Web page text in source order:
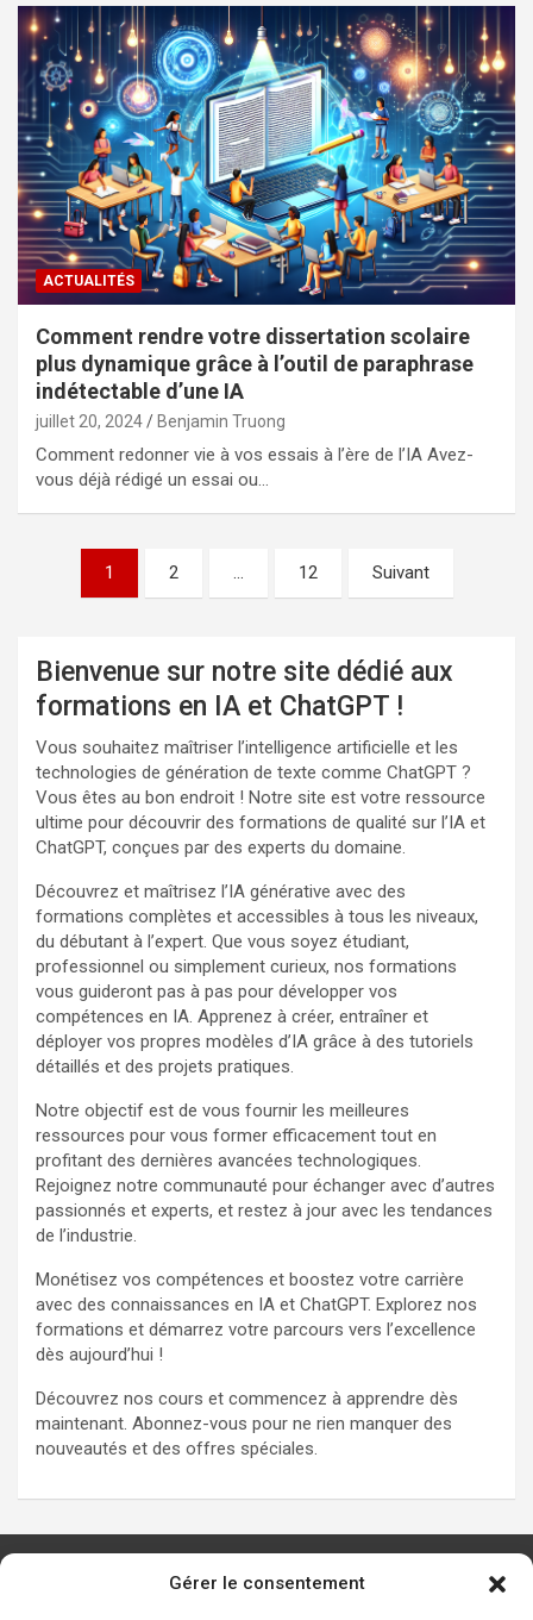
Gérer le consentement
ACTUALITÉS
Comment rendre votre dissertation scolaire
plus dynamique grâce à l’outil de paraphrase
indétectable d’une IA
juillet 20, 2024 Benjamin Truong
Comment redonner vie à vos essais à l’ère de l’IA Avez-
vous déjà rédigé un essai ou…
Pagination
1 2 … 12 Suivant
Bienvenue sur notre site dédié aux
formations en IA et ChatGPT !
Vous souhaitez maîtriser l’intelligence artificielle et les
technologies de génération de texte comme ChatGPT ?
Vous êtes au bon endroit ! Notre site est votre ressource
ultime pour découvrir des formations de qualité sur l’IA et
ChatGPT, conçues par des experts du domaine.
Découvrez et maîtrisez l’IA générative avec des
formations complètes et accessibles à tous les niveaux,
du débutant à l’expert. Que vous soyez étudiant,
professionnel ou simplement curieux, nos formations
vous guideront pas à pas pour développer vos
compétences en IA. Apprenez à créer, entraîner et
déployer vos propres modèles d’IA grâce à des tutoriels
détaillés et des projets pratiques.
Notre objectif est de vous fournir les meilleures
ressources pour vous former efficacement tout en
profitant des dernières avancées technologiques.
Rejoignez notre communauté pour échanger avec d’autres
passionnés et experts, et restez à jour avec les tendances
de l’industrie.
Monétisez vos compétences et boostez votre carrière
avec des connaissances en IA et ChatGPT. Explorez nos
formations et démarrez votre parcours vers l’excellence
dès aujourd’hui !
Découvrez nos cours et commencez à apprendre dès
maintenant. Abonnez-vous pour ne rien manquer des
nouveautés et des offres spéciales.
Les principaux outils d’IA